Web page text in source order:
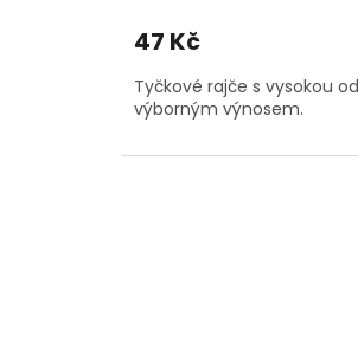
47 Kč
Tyčkové rajče s vysokou
výborným výnosem.